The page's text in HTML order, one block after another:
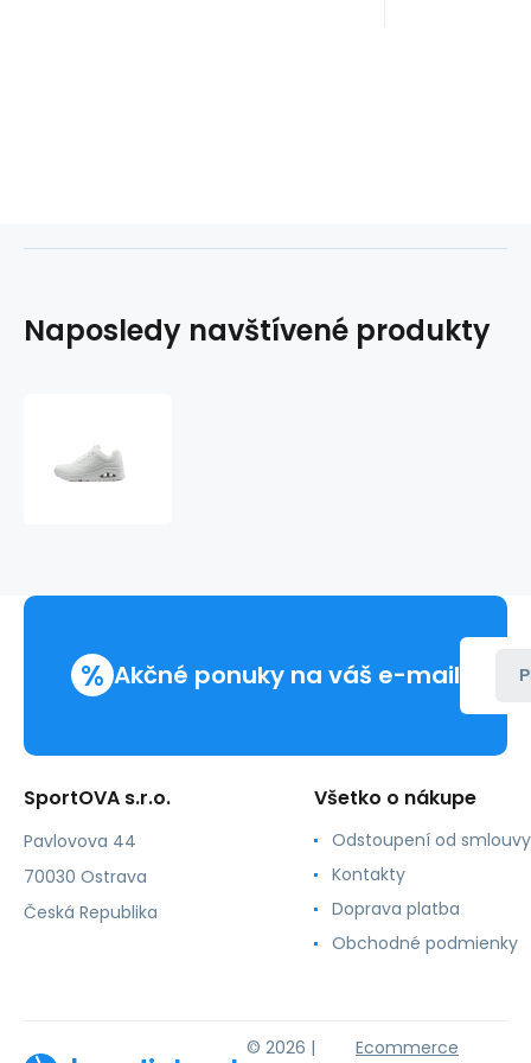
Naposledy navštívené produkty
73690-
% Akčné ponuky na váš e-mail
SportOVA s.r.o.
Pavlovova 44
70030 Ostrava
Česká Republika
Všetko o nákupe
Odstoupení od smlouvy
Kontakty
Doprava platba
Obchodné podmienky
© 2026 |
Ecommerce